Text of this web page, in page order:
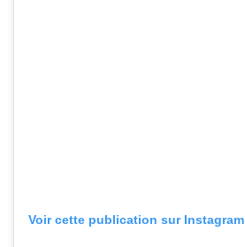
Voir cette publication sur Instagram